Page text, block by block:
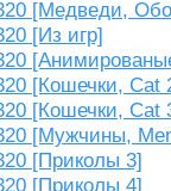
[Медведи,
[Из игр]
[Кошечки, Cat
[Кошечки, Cat
[Мужчины,
[Приколы 3]
[Приколы 4]